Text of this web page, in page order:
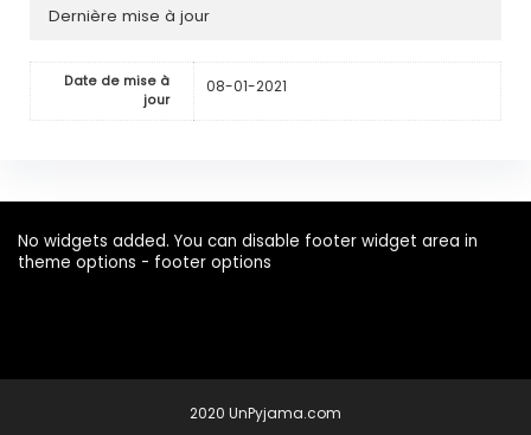
Dernière mise à jour
Date de mise à
jour
08-01-2021
No widgets added. You can disable footer widget area in
theme options - footer options
2020 UnPyjama.com